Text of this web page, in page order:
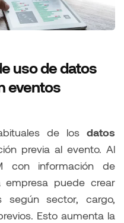
uso de datos
eventos
de los datos
previa al evento. Al
con información de
empresa puede crear
según sector, cargo,
Esto aumenta la